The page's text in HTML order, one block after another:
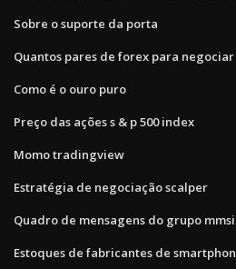
Sobre o suporte da porta
Quantos pares de forex para negociar
Como é o ouro puro
Preço das ações s & p 500 index
Momo tradingview
Estratégia de negociação scalper
Quadro de mensagens do grupo
Estoques de fabricantes de